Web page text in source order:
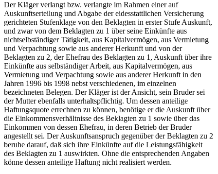
Der Kläger verlangt bzw. verlangte im Rahmen einer auf
Auskunftserteilung und Abgabe der eidesstattlichen Versicherung
gerichteten Stufenklage von den Beklagten in erster Stufe Auskunft,
und zwar von dem Beklagten zu 1 über seine Einkünfte aus
nichtselbständiger Tätigkeit, aus Kapitalvermögen, aus Vermietung
und Verpachtung sowie aus anderer Herkunft und von der
Beklagten zu 2, der Ehefrau des Beklagten zu 1, Auskunft über ihre
Einkünfte aus selbständiger Arbeit, aus Kapitalvermögen, aus
Vermietung und Verpachtung sowie aus anderer Herkunft in den
Jahren 1996 bis 1998 nebst verschiedenen, im einzelnen
bezeichneten Belegen. Der Kläger ist der Ansicht, sein Bruder sei
der Mutter ebenfalls unterhaltspflichtig. Um dessen anteilige
Haftungsquote errechnen zu können, benötige er die Auskunft über
die Einkommensverhältnisse des Beklagten zu 1 sowie über das
Einkommen von dessen Ehefrau, in deren Betrieb der Bruder
angestellt sei. Der Auskunftsanspruch gegenüber der Beklagten zu 2
beruhe darauf, daß sich ihre Einkünfte auf die Leistungsfähigkeit
des Beklagten zu 1 auswirkten. Ohne die entsprechenden Angaben
könne dessen anteilige Haftung nicht realisiert werden.